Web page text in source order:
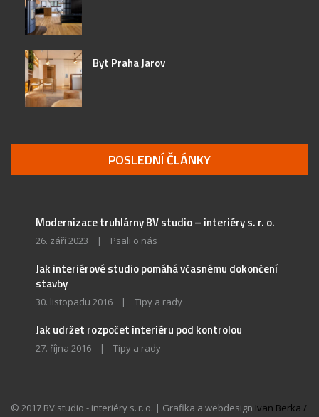
Byt Praha Jarov
POSLEDNÍ ČLÁNKY
Modernizace truhlárny BV studio – interiéry s. r. o.
26. září 2023 | Psali o nás
Jak interiérové studio pomáhá včasnému dokončení
stavby
30. listopadu 2016 | Tipy a rady
Jak udržet rozpočet interiéru pod kontrolou
27. října 2016 | Tipy a rady
© 2017 BV studio - interiéry s. r. o. | Grafika a webdesign Ivan Berka /